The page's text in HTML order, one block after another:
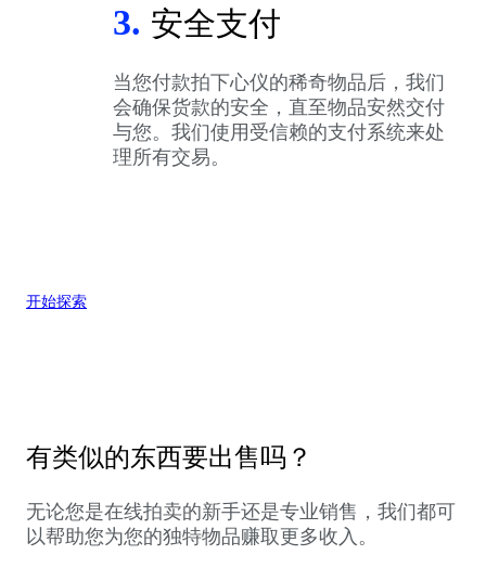
3. 安全支付
当您付款拍下心仪的稀奇物品后，我们
会确保货款的安全，直至物品安然交付
与您。我们使用受信赖的支付系统来处
理所有交易。
开始探索
有类似的东西要出售吗？
无论您是在线拍卖的新手还是专业销售，我们都可
以帮助您为您的独特物品赚取更多收入。